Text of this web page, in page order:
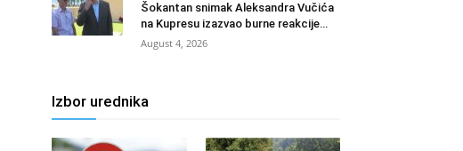
Šokantan snimak Aleksandra Vučića
na Kupresu izazvao burne reakcije…
August 4, 2026
Izbor urednika